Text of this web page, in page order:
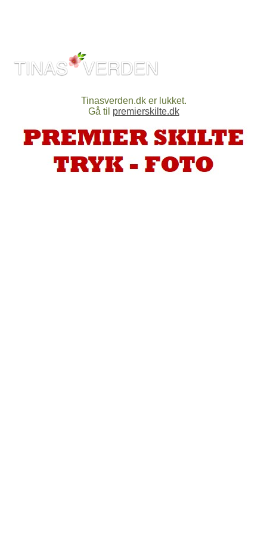
Tinasverden.dk er lukket.
Gå til premierskilte.dk